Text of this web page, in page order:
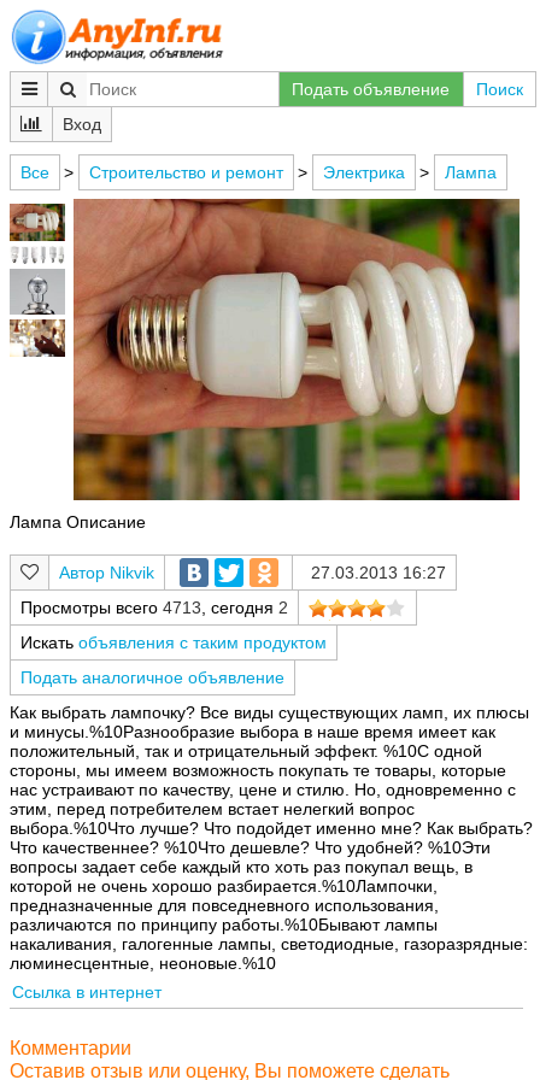
Подать объявление
Поиск
Вход
Все > Строительство и ремонт > Электрика > Лампа
Лампа Описание
Nikvik
27.03.2013 16:27
Просмотры всего 4713 , сегодня 2
Искать объявления с таким продуктом
Подать аналогичное объявление
Как выбрать лампочку? Все виды существующих ламп, их плюсы
и минусы.%10Разнообразие выбора в наше время имеет как
положительный, так и отрицательный эффект. %10С одной
стороны, мы имеем возможность покупать те товары, которые
нас устраивают по качеству, цене и стилю. Но, одновременно с
этим, перед потребителем встает нелегкий вопрос
выбора.%10Что лучше? Что подойдет именно мне? Как выбрать?
Что качественнее? %10Что дешевле? Что удобней? %10Эти
вопросы задает себе каждый кто хоть раз покупал вещь, в
которой не очень хорошо разбирается.%10Лампочки,
предназначенные для повседневного использования,
различаются по принципу работы.%10Бывают лампы
накаливания, галогенные лампы, светодиодные, газоразрядные:
люминесцентные, неоновые.%10
Ссылка в интернет
Комментарии
Оставив отзыв или оценку, Вы поможете сделать